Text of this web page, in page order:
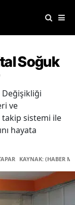
Soğuk
Değişikliği
ve
sistemi ile
hayata
KAYNAK: (HABER